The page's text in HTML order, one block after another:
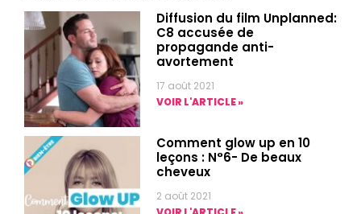
Diffusion du film Unplanned:
C8 accusée de
propagande anti-
avortement
17 août 2021
VOIR L'ARTICLE »
Comment glow up en 10
leçons : N°6- De beaux
cheveux
2 août 2021